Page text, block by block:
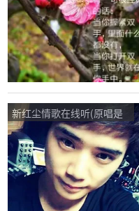
新红尘情歌在线听(原唱是
寒月/子夕)，快乐集团——
主唱冯斌演唱点播:27次